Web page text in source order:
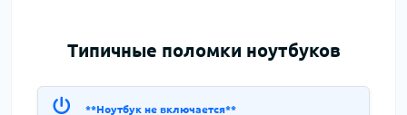
Типичные поломки ноутбуков
**Ноутбук не включается**